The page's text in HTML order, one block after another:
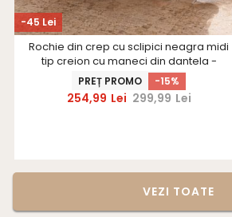
-45 Lei
Rochie din crep cu sclipici neagra midi
tip creion cu maneci din dantela -
StarShinerS
PREȚ PROMO -15%
254,99 Lei 299,99 Lei
VEZI TOATE